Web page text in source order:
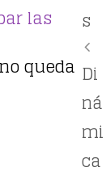
las
queda
s
Di
ná
mi
ca